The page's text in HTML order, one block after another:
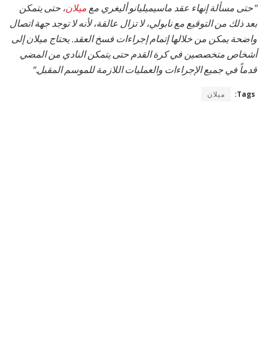
"حتى مسألة إنهاء عقد ماسيميليانو أليغري مع ميلان، حتى يتمكن
بعد ذلك من التوقيع مع نابولي، لا تزال عالقة، لأنه لا توجد جهة اتصال
واضحة يمكن من خلالها إتمام إجراءات فسخ العقد. يحتاج ميلان إلى
أشخاص متخصصين في كرة القدم حتى يتمكن النادي من المضي
قدماً في جميع الإجراءات والعمليات اللازمة للموسم المقبل."
Tags: ميلان